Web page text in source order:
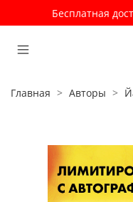
Бесплатная
Главная Авторы